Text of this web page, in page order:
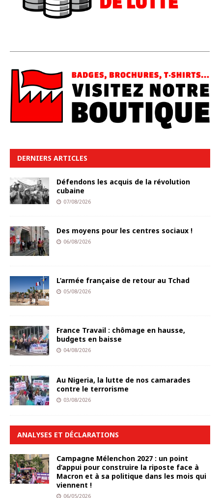
DERNIERS ARTICLES
Défendons les acquis de la révolution
cubaine
07/08/2026
Des moyens pour les centres sociaux !
06/08/2026
L’armée française de retour au Tchad
05/08/2026
France Travail : chômage en hausse,
budgets en baisse
04/08/2026
Au Nigeria, la lutte de nos camarades
contre le terrorisme
03/08/2026
ANALYSES ET DÉCLARATIONS
Campagne Mélenchon 2027 : un point
d’appui pour construire la riposte face à
Macron et à sa politique dans les mois qui
viennent !
06/05/2026